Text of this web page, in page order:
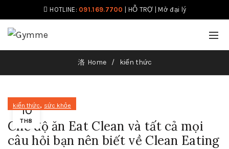
HOTLINE: 091.169.7700 HỖ TRỢ |Mở đại lý
Home kiến thức
10
TH8
kiến thức, sức khỏe
Chế độ ăn Eat Clean và tất cả mọi
câu hỏi bạn nên biết về Clean Eating